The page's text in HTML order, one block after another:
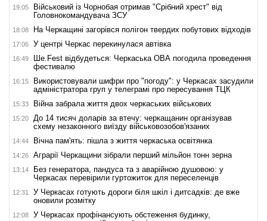
19:05
Військовий із Чорнобая отримав "Срібний хрест" від
Головнокомандувача ЗСУ
18:08 На Черкащині загорівся полігон твердих побутових відходів
17:06 У центрі Черкас перекинулася автівка
16:49
Ше.Fest відбудеться: Черкаська ОВА погодила проведення
фестивалю
16:15
Використовували шифри про "погоду": у Черкасах засудили
адміністратора груп у телеграмі про пересування ТЦК
15:33 Війна забрала життя двох черкаських військових
15:20
До 14 тисяч доларів за втечу: черкащанин організував
схему незаконного виїзду військовозобов'язаних
14:44 Вічна пам'ять: пішла з життя черкаська освітянка
14:26 Аграрії Черкащини зібрали перший мільйон тонн зерна
13:14
Без генератора, пандуса та з аварійною душовою: у
Черкасах перевірили гуртожиток для переселенців
12:31
У Черкасах готують дороги біля шкіл і дитсадків: де вже
оновили розмітку
12:08
У Черкасах профінансують обстеження будинку,